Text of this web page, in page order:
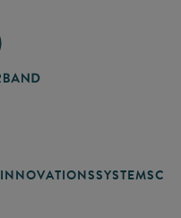
INNOVATIONSSYSTEM